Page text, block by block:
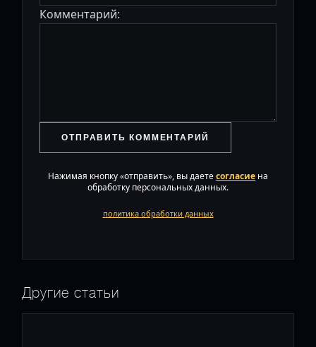
Комментарий:
ОТПРАВИТЬ КОММЕНТАРИЙ
Нажимая кнопку «отправить», вы даетесогласие на
обработку персональных данных.
политика обработки данных
Другие статьи